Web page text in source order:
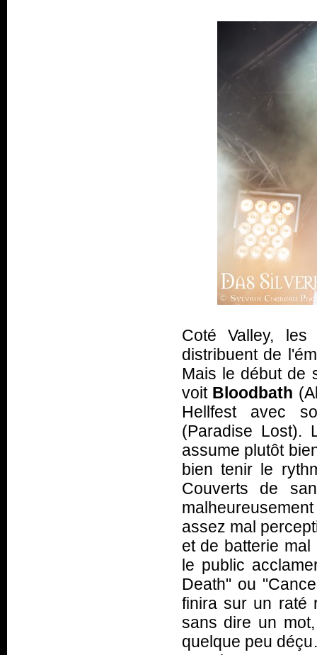
Coté Valley,
distribuent de
Mais le début de
voit Bloodbath
Hellfest avec
(Paradise Lost).
assume plutôt
bien tenir le
Couverts de
assez mal
et de batterie
le public
Death" ou
finira sur un raté
sans dire un
quelque peu